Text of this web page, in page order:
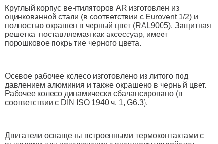
Круглый корпус вентиляторов AR изготовлен из
оцинкованной стали (в соответствии с Eurovent 1/2) и
полностью окрашен в черный цвет (RAL9005). Защитная
решетка, поставляемая как аксессуар, имеет
порошковое покрытие черного цвета.
Осевое рабочее колесо изготовлено из литого под
давлением алюминия и также окрашено в черный цвет.
Рабочее колесо динамически сбалансировано (в
соответствии с DIN ISO 1940 ч. 1, G6.3).
Двигатели оснащены встроенными термоконтактами с